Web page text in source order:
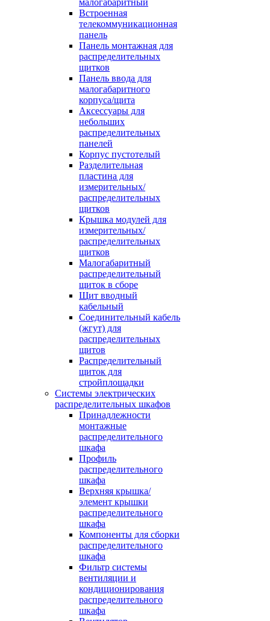
малогабаритный
Встроенная
телекоммуникационная
панель
Панель монтажная для
распределительных
щитков
Панель ввода для
малогабаритного
корпуса/щита
Аксессуары для
небольших
распределительных
панелей
Корпус пустотелый
Разделительная
пластина для
измерительных/
распределительных
щитков
Крышка модулей для
измерительных/
распределительных
щитков
Малогабаритный
распределительный
щиток в сборе
Щит вводный
кабельный
Соединительный кабель
(жгут) для
распределительных
щитов
Распределительный
щиток для
стройплощадки
Системы электрических
распределительных шкафов
Принадлежности
монтажные
распределительного
шкафа
Профиль
распределительного
шкафа
Верхняя крышка/
элемент крышки
распределительного
шкафа
Компоненты для сборки
распределительного
шкафа
Фильтр системы
вентиляции и
кондиционирования
распределительного
шкафа